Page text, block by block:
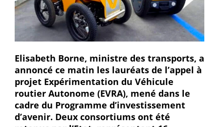
Elisabeth Borne, ministre des transports, a
annoncé ce matin les lauréats de l’appel à
projet Expérimentation du Véhicule
routier Autonome (EVRA), mené dans le
cadre du Programme d’investissement
d’avenir. Deux consortiums ont été